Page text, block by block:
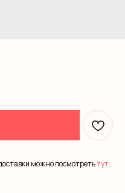
можно посмотретьтут.